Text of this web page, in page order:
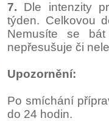
7. Dle intenzity
týden. Celkovou
Nemusíte se
nepřesušuje či
Upozornění:
Po smíchání
do 24 hodin.